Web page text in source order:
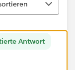
Antwort